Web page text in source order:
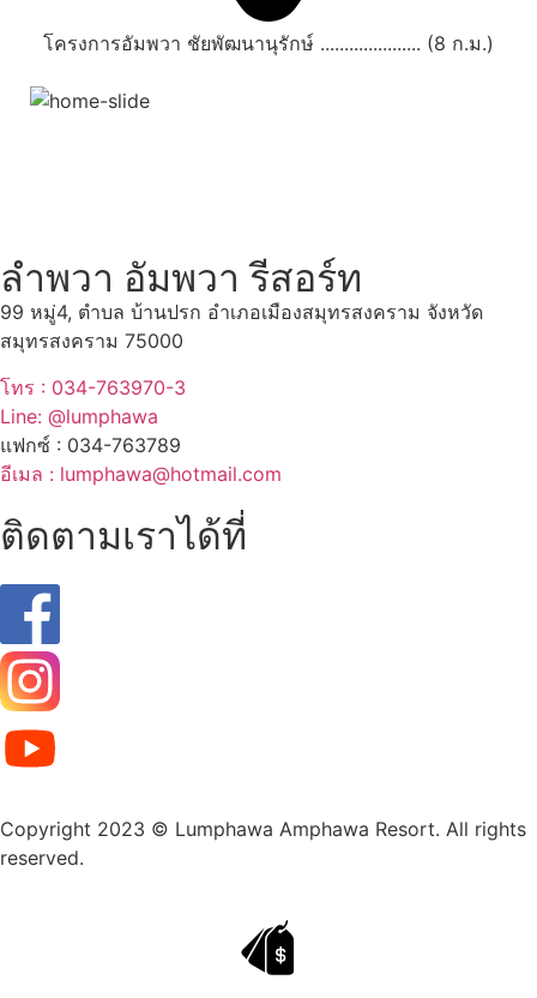
โครงการอัมพวา ชัยพัฒนานุรักษ์ ..................... (8 ก.ม.)
ลำพวา อัมพวา รีสอร์ท
99 หมู่4, ตำบล บ้านปรก อำเภอเมืองสมุทรสงคราม จังหวัด
สมุทรสงคราม 75000
โทร : 034-763970-3
Line: @lumphawa
แฟกซ์ : 034-763789
อีเมล : lumphawa@hotmail.com
ติดตามเราได้ที่
Copyright 2023 © Lumphawa Amphawa Resort. All rights
reserved.